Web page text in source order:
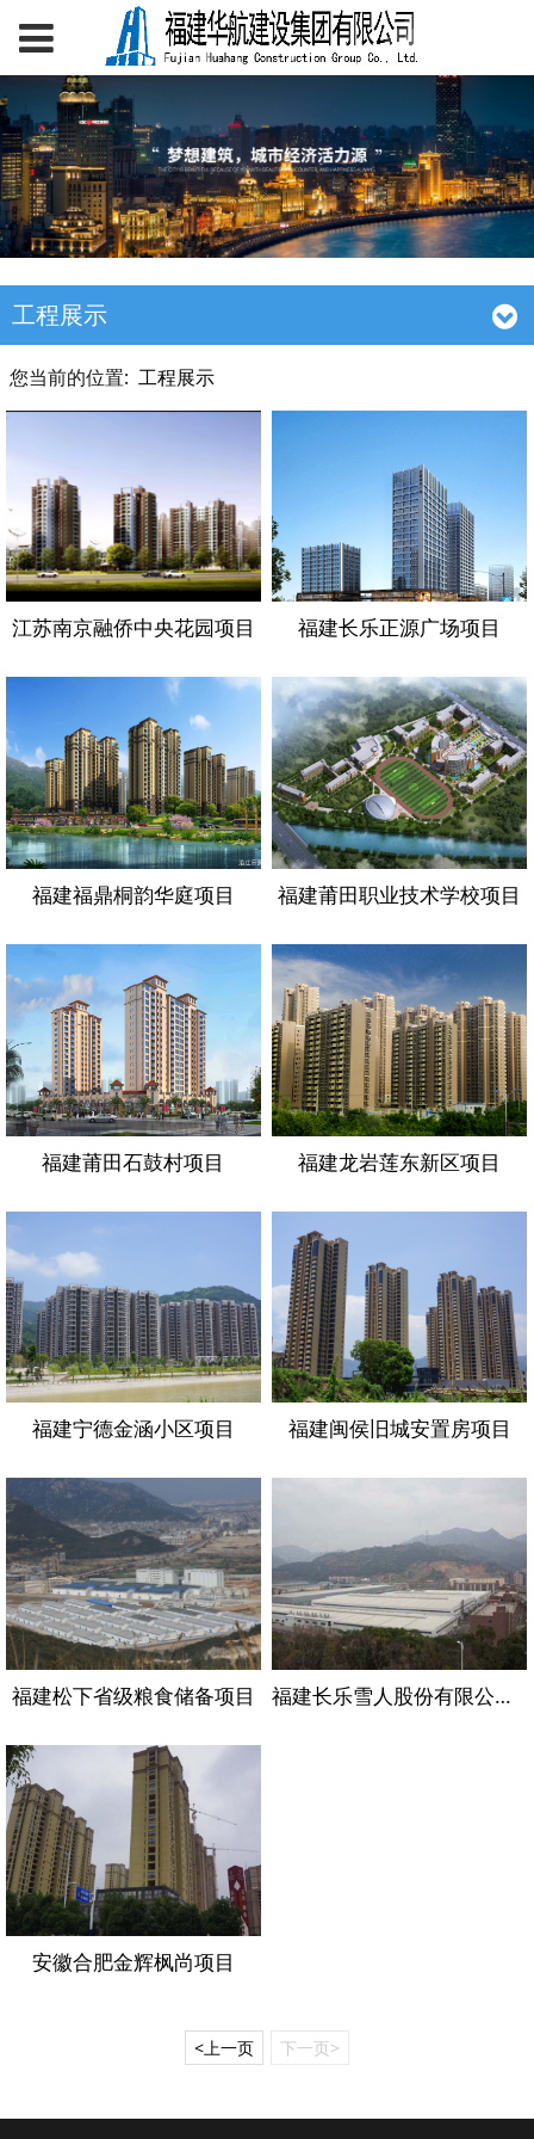
工程展示
您当前的位置: 工程展示
江苏南京融侨中央花园项目 福建长乐正源广场项目
福建福鼎桐韵华庭项目 福建莆田职业技术学校项目
福建莆田石鼓村项目 福建龙岩莲东新区项目
福建宁德金涵小区项目 福建闽侯旧城安置房项目
福建松下省级粮食储备项目 福建长乐雪人股份有限公司项目
安徽合肥金辉枫尚项目
<上一页 下一页>